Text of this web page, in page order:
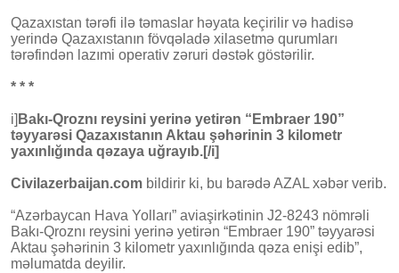
Qazaxıstan tərəfi ilə təmaslar həyata keçirilir və hadisə
yerində Qazaxıstanın fövqəladə xilasetmə qurumları
tərəfindən lazımi operativ zəruri dəstək göstərilir.
* * *
i] Bakı-Qroznı reysini yerinə yetirən “Embraer 190”
təyyarəsi Qazaxıstanın Aktau şəhərinin 3 kilometr
yaxınlığında qəzaya uğrayıb.[/i]
Civilazerbaijan.com bildirir ki, bu barədə AZAL xəbər verib.
“Azərbaycan Hava Yolları” aviaşirkətinin J2-8243 nömrəli
Bakı-Qroznı reysini yerinə yetirən “Embraer 190” təyyarəsi
Aktau şəhərinin 3 kilometr yaxınlığında qəza enişi edib”,
məlumatda deyilir.